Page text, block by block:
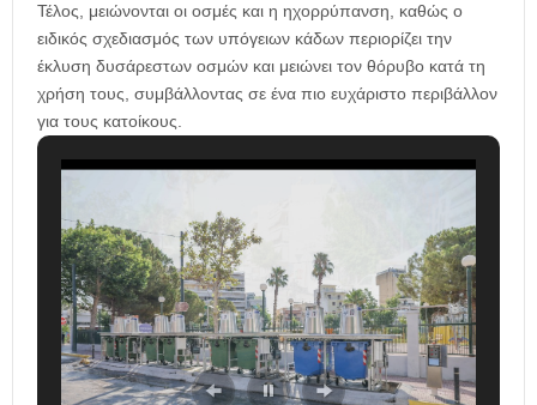
Τέλος, μειώνονται οι οσμές και η ηχορρύπανση, καθώς ο
ειδικός σχεδιασμός των υπόγειων κάδων περιορίζει την
έκλυση δυσάρεστων οσμών και μειώνει τον θόρυβο κατά τη
χρήση τους, συμβάλλοντας σε ένα πιο ευχάριστο περιβάλλον
για τους κατοίκους.